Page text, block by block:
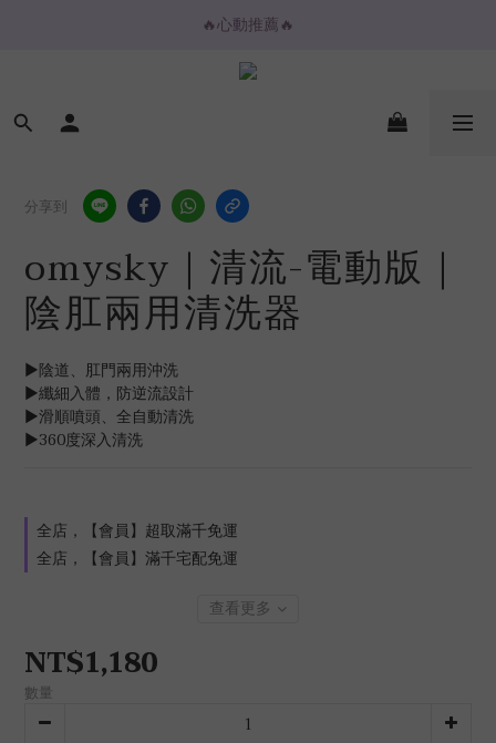
🔥心動推薦🔥
🔥心動推薦🔥
💌購物金放大折抵💌
分享到
omysky｜清流-電動版｜
陰肛兩用清洗器
▶陰道、肛門兩用沖洗
▶纖細入體，防逆流設計
▶滑順噴頭、全自動清洗
▶360度深入清洗
全店，【會員】超取滿千免運
全店，【會員】滿千宅配免運
查看更多
NT$1,180
數量